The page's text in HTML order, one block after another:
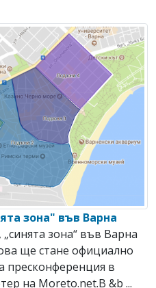
зона" във Варна
зона“ във Варна
ще стане официално
пресконференция в
на Moreto.net.В &b ...